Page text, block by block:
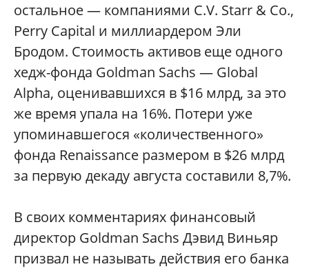
остальное — компаниями C.V. Starr & Co.,
Perry Capital и миллиардером Эли
Бродом. Стоимость активов еще одного
хедж-фонда Goldman Sachs — Global
Alpha, оценивавшихся в $16 млрд, за это
же время упала на 16%. Потери уже
упоминавшегося «количественного»
фонда Renaissance размером в $26 млрд
за первую декаду августа составили 8,7%.
В своих комментариях финансовый
директор Goldman Sachs Дэвид Виньяр
призвал не называть действия его банка